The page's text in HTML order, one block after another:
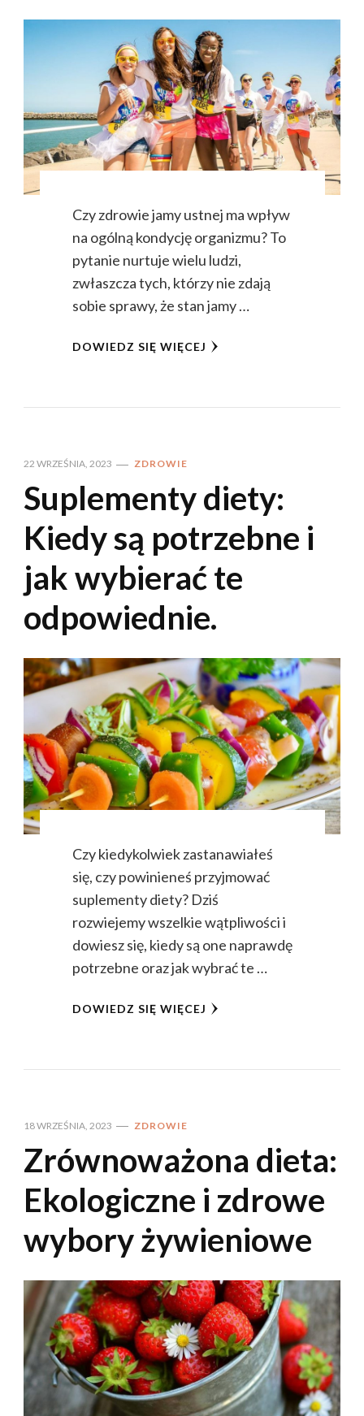
Czy zdrowie jamy ustnej ma wpływ
na ogólną kondycję organizmu? To
pytanie nurtuje wielu ludzi,
zwłaszcza tych, którzy nie zdają
sobie sprawy, że stan jamy …
DOWIEDZ SIĘ WIĘCEJ
22 WRZEŚNIA, 2023 ZDROWIE
Suplementy diety:
Kiedy są potrzebne i
jak wybierać te
odpowiednie.
Czy kiedykolwiek zastanawiałeś
się, czy powinieneś przyjmować
suplementy diety? Dziś
rozwiejemy wszelkie wątpliwości i
dowiesz się, kiedy są one naprawdę
potrzebne oraz jak wybrać te …
DOWIEDZ SIĘ WIĘCEJ
18 WRZEŚNIA, 2023 ZDROWIE
Zrównoważona dieta:
Ekologiczne i zdrowe
wybory żywieniowe